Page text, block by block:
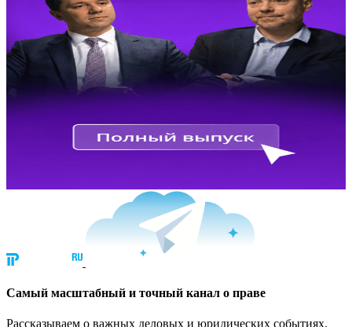
Cамый масштабный и точный канал о праве
Рассказываем о важных деловых и юридических событиях.